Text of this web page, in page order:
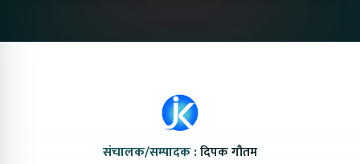
संचालक/सम्पादक :दिपक गौतम